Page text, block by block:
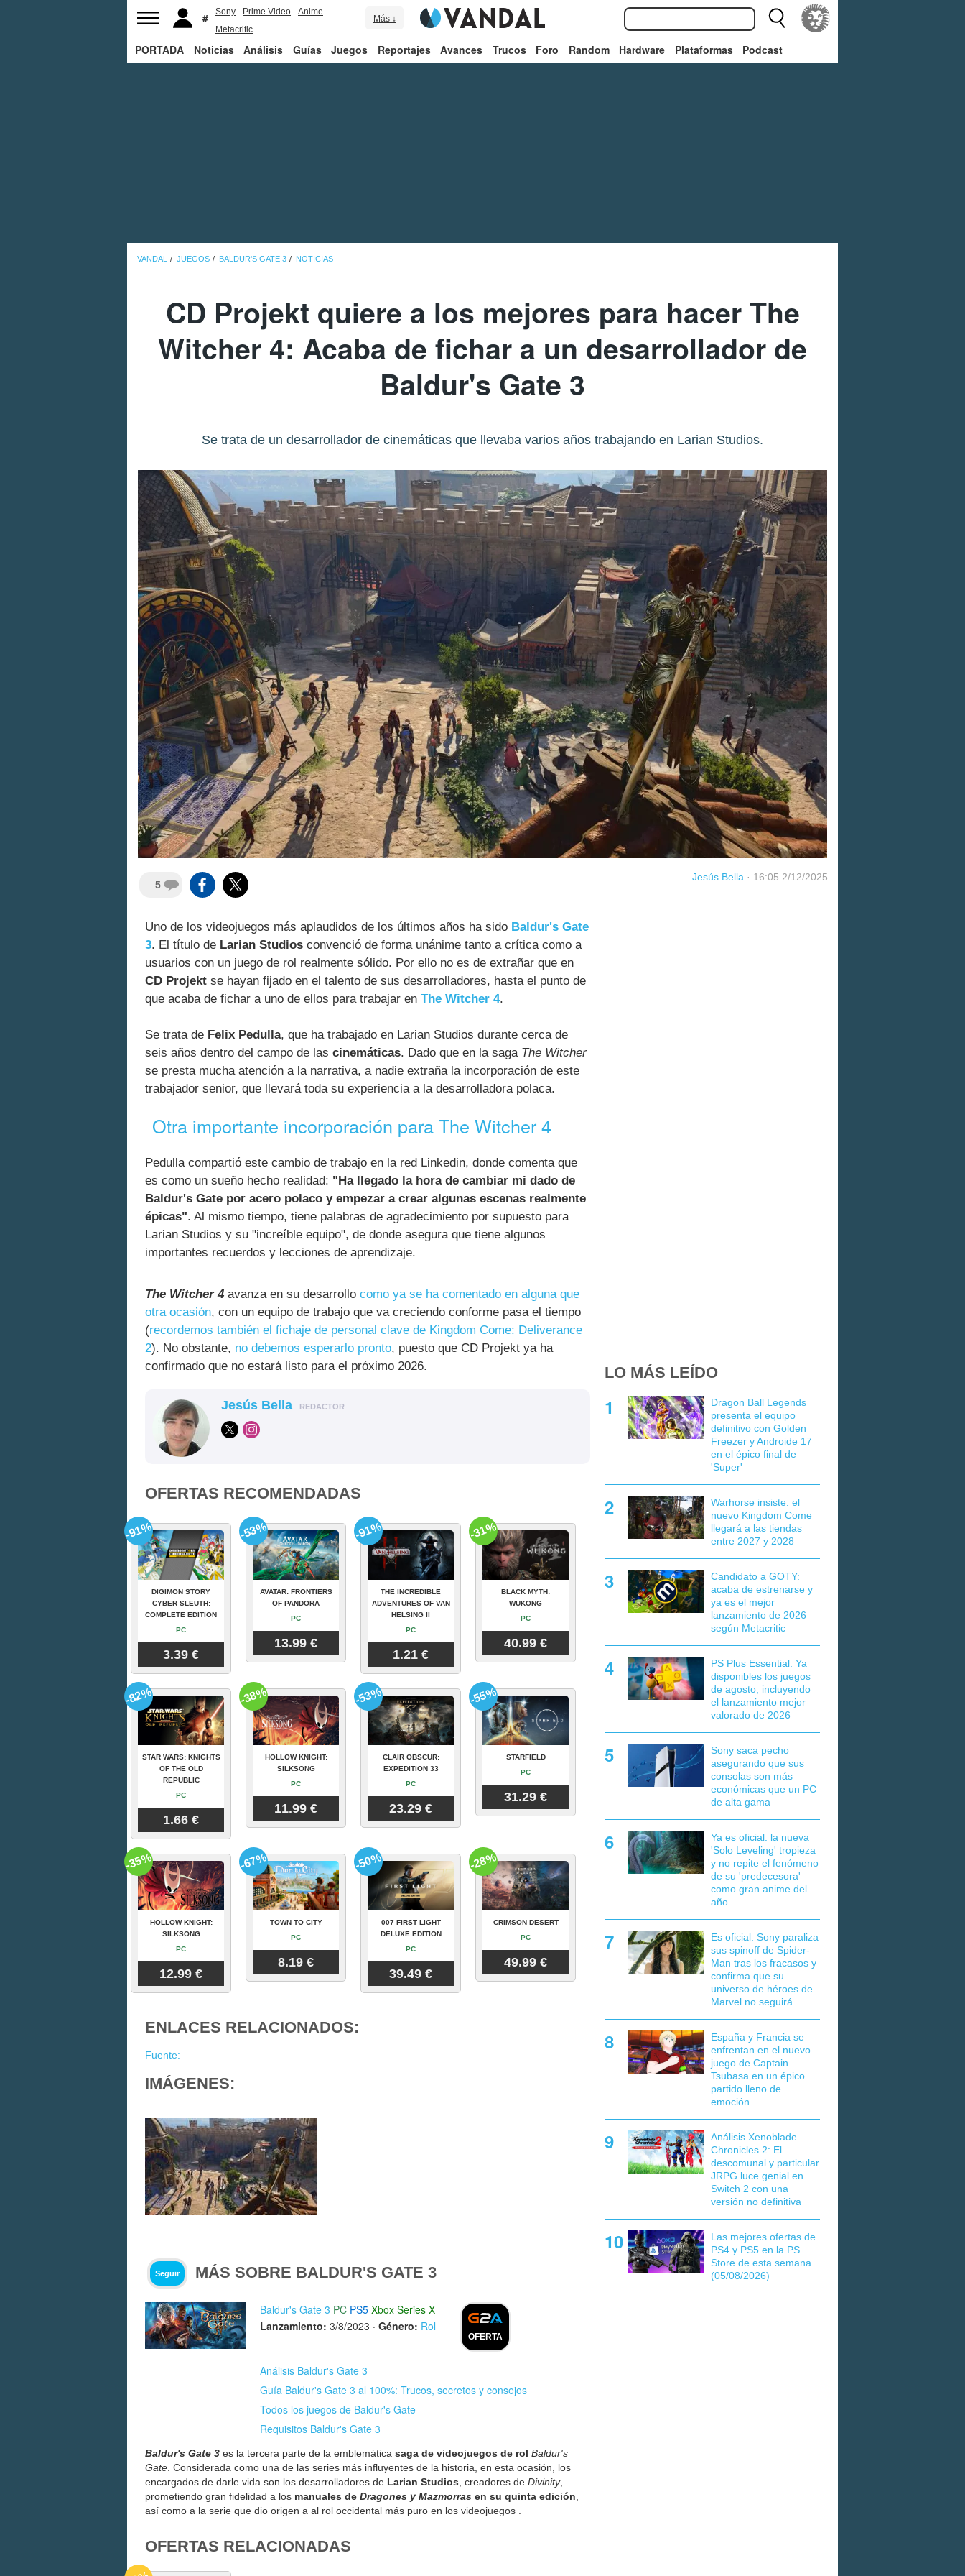
Sony Prime Video
Anime
Metacritic
Más ↓
PORTADA Noticias Análisis Guías Juegos Reportajes Avances Trucos Foro Random Hardware Plataformas Podcast
VANDAL JUEGOS BALDUR'S GATE 3 NOTICIAS
CD Projekt quiere a los mejores para hacer The
Witcher 4: Acaba de fichar a un desarrollador de
Baldur's Gate 3
Se trata de un desarrollador de cinemáticas que llevaba varios años trabajando en Larian Studios.
5
Jesús Bella · 16:05 2/12/2025
Uno de los videojuegos más aplaudidos de los últimos años ha sido Baldur's Gate
3. El título de Larian Studios convenció de forma unánime tanto a crítica como a
usuarios con un juego de rol realmente sólido. Por ello no es de extrañar que en
CD Projekt se hayan fijado en el talento de sus desarrolladores, hasta el punto de
que acaba de fichar a uno de ellos para trabajar en The Witcher 4.
Se trata de Felix Pedulla, que ha trabajado en Larian Studios durante cerca de
seis años dentro del campo de las cinemáticas. Dado que en la saga The Witcher
se presta mucha atención a la narrativa, a nadie extraña la incorporación de este
trabajador senior, que llevará toda su experiencia a la desarrolladora polaca.
Otra importante incorporación para The Witcher 4
Pedulla compartió este cambio de trabajo en la red Linkedin, donde comenta que
es como un sueño hecho realidad: "Ha llegado la hora de cambiar mi dado de
Baldur's Gate por acero polaco y empezar a crear algunas escenas realmente
épicas". Al mismo tiempo, tiene palabras de agradecimiento por supuesto para
Larian Studios y su "increíble equipo", de donde asegura que tiene algunos
importantes recuerdos y lecciones de aprendizaje.
The Witcher 4 avanza en su desarrollo como ya se ha comentado en alguna que
otra ocasión, con un equipo de trabajo que va creciendo conforme pasa el tiempo
(recordemos también el fichaje de personal clave de Kingdom Come: Deliverance
2). No obstante, no debemos esperarlo pronto, puesto que CD Projekt ya ha
confirmado que no estará listo para el próximo 2026.
Jesús Bella REDACTOR
OFERTAS RECOMENDADAS
DIGIMON STORY
CYBER SLEUTH:
COMPLETE EDITION
PC
3.39 €
-91%
AVATAR: FRONTIERS
OF PANDORA
PC
13.99 €
-53%
THE INCREDIBLE
ADVENTURES OF VAN
HELSING II
PC
1.21 €
-91%
BLACK MYTH:
WUKONG
PC
40.99 €
-31%
STAR WARS: KNIGHTS
OF THE OLD
REPUBLIC
PC
1.66 €
-82%
HOLLOW KNIGHT:
SILKSONG
PC
11.99 €
-38%
CLAIR OBSCUR:
EXPEDITION 33
PC
23.29 €
-53%
STARFIELD
PC
31.29 €
-55%
HOLLOW KNIGHT:
SILKSONG
PC
12.99 €
-35%
TOWN TO CITY
PC
8.19 €
-67%
007 FIRST LIGHT
DELUXE EDITION
PC
39.49 €
-50%
CRIMSON DESERT
PC
49.99 €
-28%
ENLACES RELACIONADOS:
Fuente:
IMÁGENES:
Seguir MÁS SOBRE BALDUR'S GATE 3
Baldur's Gate 3 PC PS5 Xbox Series X
Lanzamiento: 3/8/2023 · Género: Rol
OFERTA
Análisis Baldur's Gate 3
Guía Baldur's Gate 3 al 100%: Trucos, secretos y consejos
Todos los juegos de Baldur's Gate
Requisitos Baldur's Gate 3
Baldur's Gate 3 es la tercera parte de la emblemática saga de videojuegos de rol Baldur's
Gate . Considerada como una de las series más influyentes de la historia, en esta ocasión, los
encargados de darle vida son los desarrolladores de Larian Studios , creadores de Divinity,
prometiendo gran fidelidad a los manuales de Dragones y Mazmorras en su quinta edición
así como a la serie que dio origen a al rol occidental más puro en los videojuegos .
OFERTAS RELACIONADAS
LO MÁS LEÍDO
Dragon Ball Legends
presenta el equipo
definitivo con Golden
Freezer y Androide 17
en el épico final de
'Super'
Warhorse insiste: el
nuevo Kingdom Come
llegará a las tiendas
entre 2027 y 2028
Candidato a GOTY:
acaba de estrenarse y
ya es el mejor
lanzamiento de 2026
según Metacritic
PS Plus Essential: Ya
disponibles los juegos
de agosto, incluyendo
el lanzamiento mejor
valorado de 2026
Sony saca pecho
asegurando que sus
consolas son más
económicas que un PC
de alta gama
Ya es oficial: la nueva
'Solo Leveling' tropieza
y no repite el fenómeno
de su 'predecesora'
como gran anime del
año
Es oficial: Sony paraliza
sus spinoff de Spider-
Man tras los fracasos y
confirma que su
universo de héroes de
Marvel no seguirá
España y Francia se
enfrentan en el nuevo
juego de Captain
Tsubasa en un épico
partido lleno de
emoción
Análisis Xenoblade
Chronicles 2: El
descomunal y particular
JRPG luce genial en
Switch 2 con una
versión no definitiva
Las mejores ofertas de
PS4 y PS5 en la PS
Store de esta semana
(05/08/2026)